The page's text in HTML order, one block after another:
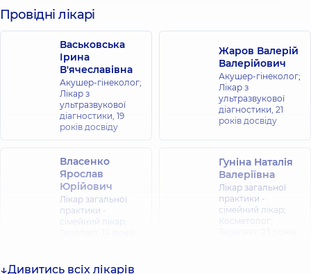
Провідні лікарі
Васьковська
Ірина
В'ячеславівна
Акушер-гінеколог;
Лікар з
ультразвукової
діагностики, 19
років досвіду
Жаров Валерій
Валерійович
Акушер-гінеколог;
Лікар з
ультразвукової
діагностики, 21
років досвіду
Власенко
Ярослав
Юрійович
Лікар загальної
практики -
сімейний лікар;
Гуніна Наталія
Валеріївна
Лікар загальної
практики -
сімейний лікар;
Косметолог;
Дивитись всіх лікарів